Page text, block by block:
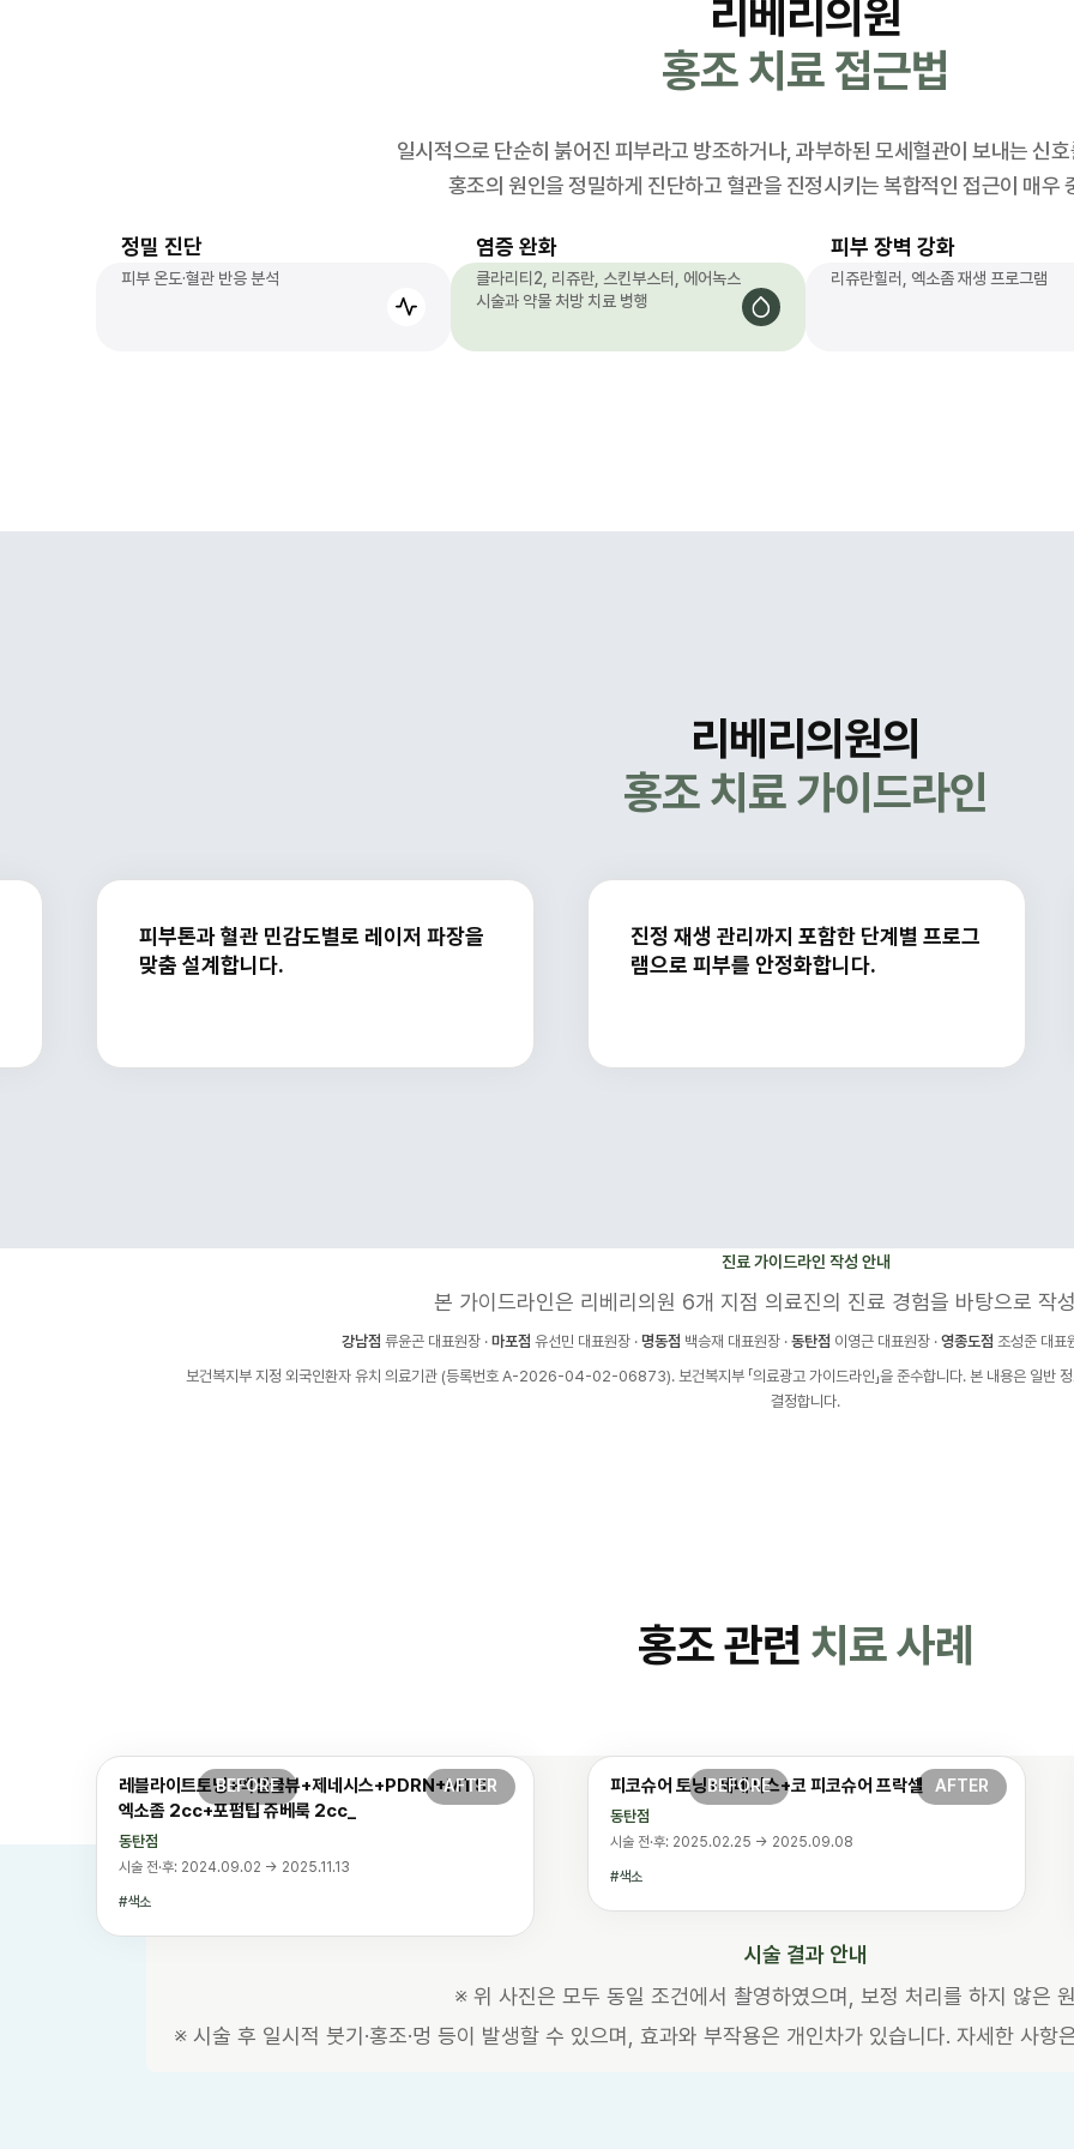
리베리의원
홍조 치료 접근법
일시적으로 단순히 붉어진 피부라고 방조하거나, 과부하된 모세혈관이 보내는 신
홍조의 원인을 정밀하게 진단하고 혈관을 진정시키는 복합적인 접근이 매우
정밀 진단
피부 온도·혈관 반응 분석
염증 완화
클라리티2, 리쥬란, 스킨부스터, 에어녹스
시술과 약물 처방 치료 병행
피부 장벽 강화
리쥬란힐러, 엑소좀 재생 프로그램
리베리의원의
홍조 치료 가이드라인
피부톤과 혈관 민감도별로 레이저 파장을
맞춤 설계합니다.
진정 재생 관리까지 포함한 단계별 프로그
램으로 피부를 안정화합니다.
진료 가이드라인 작성 안내
본 가이드라인은 리베리의원 6개 지점 의료진의 진료 경험을 바탕으로 작
강남점 류윤곤 대표원장 · 마포점 유선민 대표원장 · 명동점 백승재 대표원장 · 동탄점 이영근 대표원장 · 영종도점 조성준 대표
보건복지부 지정 외국인환자 유치 의료기관 (등록번호 A-2026-04-02-06873). 보건복지부 「의료광고 가이드라인」을 준수합니다. 본 내용은 일반
결정합니다.
홍조 관련 치료 사례
레블라이트토닝+엑셀쿨뷰+제네시스+PDRN+MTS
엑소좀 2cc+포펌팁 쥬베룩 2cc_
동탄점
시술 전·후: 2024.09.02 → 2025.11.13
색소
피코슈어 토닝+제네시스+코 피코슈어 프락셀
동탄점
시술 전·후: 2025.02.25 → 2025.09.08
색소
시술 결과 안내
※ 위 사진은 모두 동일 조건에서 촬영하였으며, 보정 처리를 하지 않은
※ 시술 후 일시적 붓기·홍조·멍 등이 발생할 수 있으며, 효과와 부작용은 개인차가 있습니다. 자세한 사항